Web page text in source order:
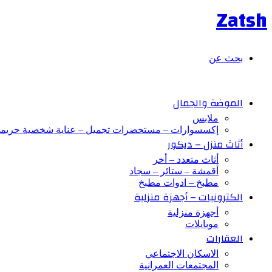
Zatsh
بحث عن
الموضة والجمال
ملابس
إكسسوارات – مستحضرات تجميل – عناية شخصية
أثاث منزل – ديكور
أثاث متعدد – أخر
أقمشة – ستائر – سجاد
مطبخ – ادوات مطبخ
الكترونيات – أجهزة منزلية
أجهزة منزلية
موبايلات
العقارات
الاسكان الاجتماعي
المجتمعات العمرانية